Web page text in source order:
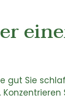
gut Sie